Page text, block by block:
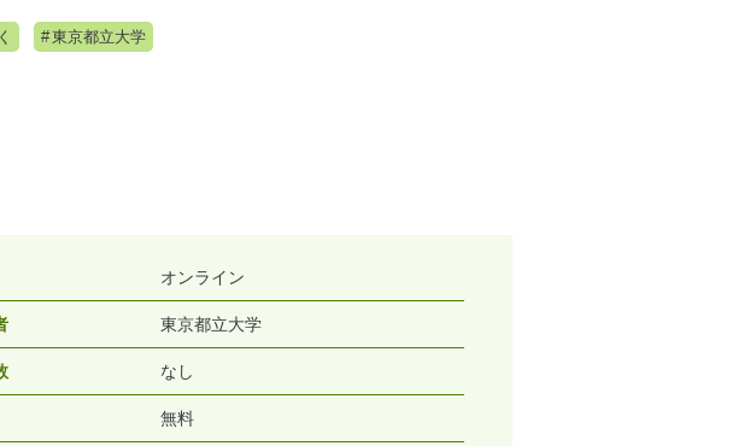
東京都立大学
オンライン
東京都立大学
なし
無料